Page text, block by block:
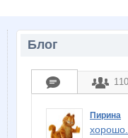
Блог
110
Пирина